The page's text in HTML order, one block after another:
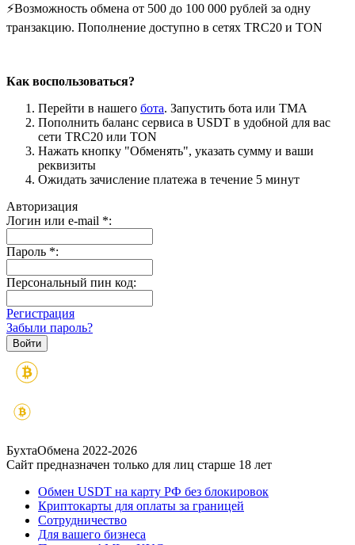
⚡️Возможность обмена от 500 до 100 000 рублей за одну
транзакцию. Пополнение доступно в сетях TRC20 и TON
Как воспользоваться?
Перейти в нашего бота. Запустить бота или ТМА
Пополнить баланс сервиса в USDT в удобной для вас
сети TRC20 или TON
Нажать кнопку "Обменять", указать сумму и ваши
реквизиты
Ожидать зачисление платежа в течение 5 минут
Авторизация
Логин или e-mail *:
Пароль *:
Персональный пин код:
Регистрация
Забыли пароль?
БухтаОбмена 2022-2026
Сайт предназначен только для лиц старше 18 лет
Обмен USDT на карту РФ без блокировок
Криптокарты для оплаты за границей
Сотрудничество
Для вашего бизнеса